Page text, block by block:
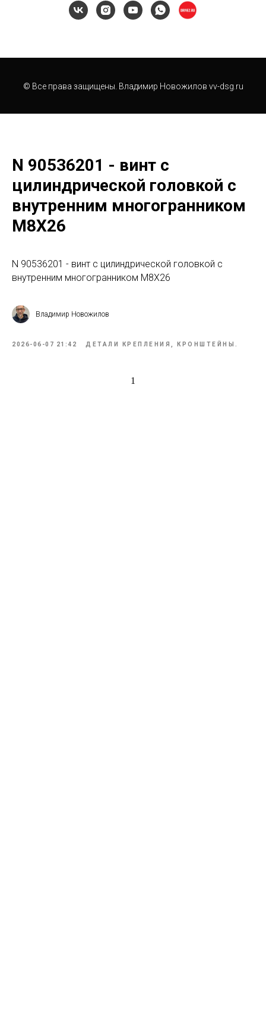
© Все права защищены. Владимир Новожилов vv-dsg.ru
N 90536201 - винт с
цилиндрической головкой с
внутренним многогранником
М8Х26
N 90536201 - винт с цилиндрической головкой с
внутренним многогранником М8Х26
Владимир Новожилов
2026-06-07 21:42 ДЕТАЛИ КРЕПЛЕНИЯ, КРОНШТЕЙНЫ.
1